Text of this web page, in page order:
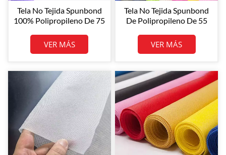
Tela No Tejida Spunbond
100% Polipropileno De 75
Compra
VER MÁS
Tela No Tejida Spunbond
De Polipropileno De 55
Manteles
VER MÁS